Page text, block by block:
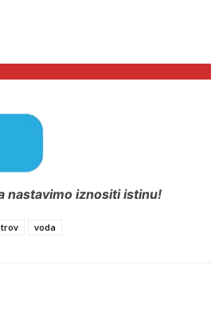
nastavimo iznositi istinu!
voda